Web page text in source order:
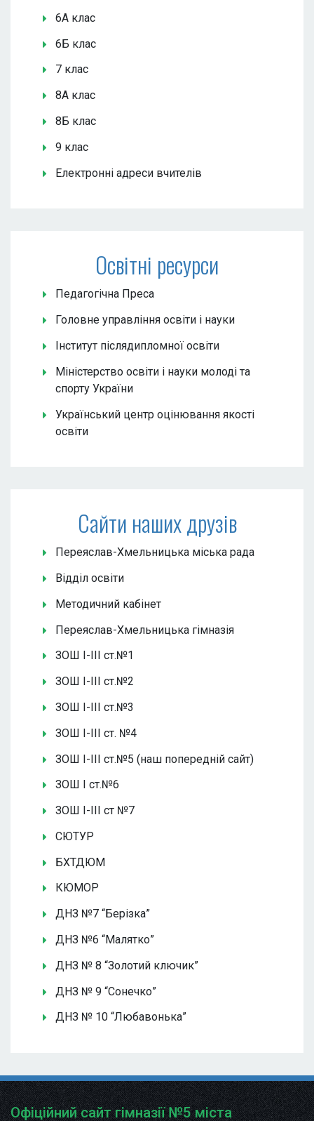
6А клас
6Б клас
7 клас
8А клас
8Б клас
9 клас
Електронні адреси вчителів
Освітні ресурси
Педагогічна Преса
Головне управління освіти і науки
Інститут післядипломної освіти
Міністерство освіти і науки молоді та
спорту України
Український центр оцінювання якості
освіти
Сайти наших друзів
Переяслав-Хмельницька міська рада
Відділ освіти
Методичний кабінет
Переяслав-Хмельницька гімназія
ЗОШ І-ІІІ ст.№1
ЗОШ І-ІІІ ст.№2
ЗОШ І-ІІІ ст.№3
ЗОШ І-ІІІ ст. №4
ЗОШ І-ІІІ ст.№5 (наш попередній сайт)
ЗОШ І ст.№6
ЗОШ І-ІІІ ст №7
СЮТУР
БХТДЮМ
КЮМОР
ДНЗ №7 “Берізка”
ДНЗ №6 “Малятко”
ДНЗ № 8 “Золотий ключик”
ДНЗ № 9 “Сонечко”
ДНЗ № 10 “Любавонька”
Офіційний сайт гімназії №5 міста